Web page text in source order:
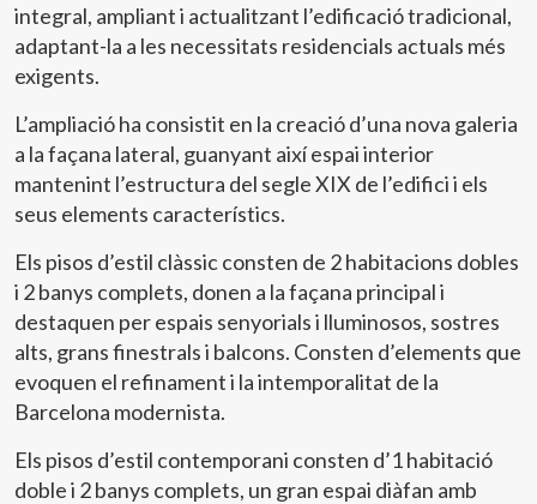
integral, ampliant i actualitzant l’edificació tradicional,
adaptant-la a les necessitats residencials actuals més
exigents.
L’ampliació ha consistit en la creació d’una nova galeria
a la façana lateral, guanyant així espai interior
mantenint l’estructura del segle XIX de l’edifici i els
seus elements característics.
Els pisos d’estil clàssic consten de 2 habitacions dobles
i 2 banys complets, donen a la façana principal i
destaquen per espais senyorials i lluminosos, sostres
alts, grans finestrals i balcons. Consten d’elements que
evoquen el refinament i la intemporalitat de la
Barcelona modernista.
Els pisos d’estil contemporani consten d’1 habitació
doble i 2 banys complets, un gran espai diàfan amb